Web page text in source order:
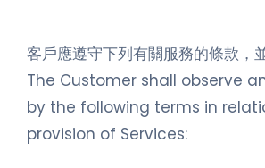
客戶應遵守下列有關服務的條款，
The Customer shall observe
by the following terms in
provision of Services: